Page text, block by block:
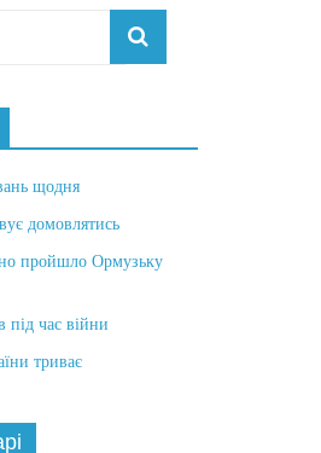
щодня
домовлятись
пройшло Ормузьку
час війни
триває